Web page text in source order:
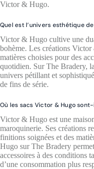
Victor & Hugo.
Quel est l’univers esthétique
Victor & Hugo cultive une
bohème. Les créations
matières choisies pour des
quotidien. Sur The Bradery,
univers pétillant et
de fins de série.
Où les sacs Victor & Hugo
Victor & Hugo est une
maroquinerie. Ses créations
finitions soignées et des
Hugo sur The Bradery
accessoires à des conditions
d’une consommation plus